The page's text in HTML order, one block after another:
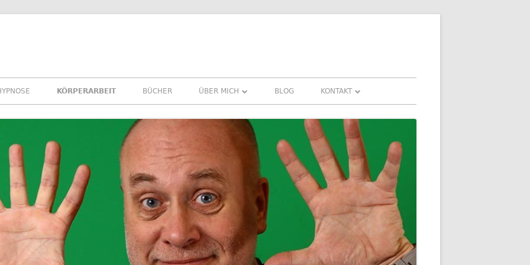
KÖRPERARBEIT BÜCHER ÜBER MICH
REFERENZEN ERFAHRUNGEN UND
NEWSLETTER
BLOG KONTAKT
DOWNLOADS
FAQ
DATENSCHUTZ
IMPRESSUM